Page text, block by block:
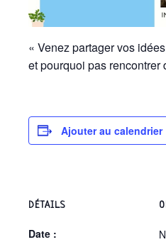
« Venez partager vos
et pourquoi pas rencontrer
Ajouter au calendrier
DÉTAILS
Date :